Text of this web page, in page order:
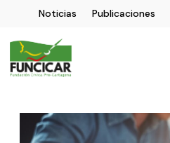
Noticias Publicaciones